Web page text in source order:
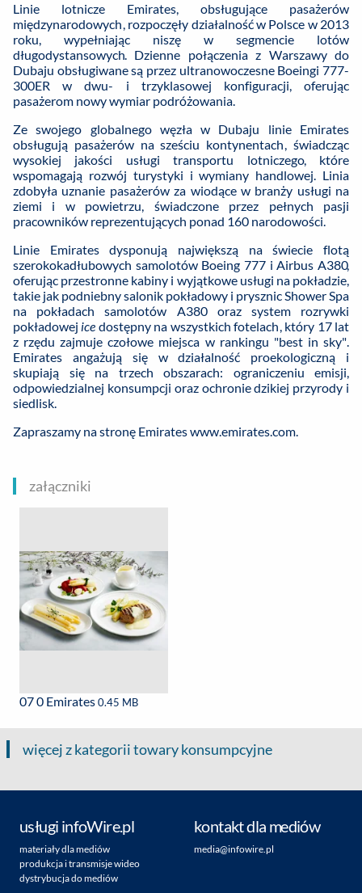
Linie lotnicze Emirates, obsługujące pasażerów
międzynarodowych, rozpoczęły działalność w Polsce w 2013
roku, wypełniając niszę w segmencie lotów
długodystansowych. Dzienne połączenia z Warszawy do
Dubaju obsługiwane są przez ultranowoczesne Boeingi 777-
300ER w dwu- i trzyklasowej konfiguracji, oferując
pasażerom nowy wymiar podróżowania.
Ze swojego globalnego węzła w Dubaju linie Emirates
obsługują pasażerów na sześciu kontynentach, świadcząc
wysokiej jakości usługi transportu lotniczego, które
wspomagają rozwój turystyki i wymiany handlowej. Linia
zdobyła uznanie pasażerów za wiodące w branży usługi na
ziemi i w powietrzu, świadczone przez pełnych pasji
pracowników reprezentujących ponad 160 narodowości.
Linie Emirates dysponują największą na świecie flotą
szerokokadłubowych samolotów Boeing 777 i Airbus A380,
oferując przestronne kabiny i wyjątkowe usługi na pokładzie,
takie jak podniebny salonik pokładowy i prysznic Shower Spa
na pokładach samolotów A380 oraz system rozrywki
pokładowej ice dostępny na wszystkich fotelach, który 17 lat
z rzędu zajmuje czołowe miejsca w rankingu "best in sky".
Emirates angażują się w działalność proekologiczną i
skupiają się na trzech obszarach: ograniczeniu emisji,
odpowiedzialnej konsumpcji oraz ochronie dzikiej przyrody i
siedlisk.
Zapraszamy na stronę Emirateswww.emirates.com.
załączniki
07 0 Emirates0.45 MB
więcej z kategorii towary konsumpcyjne
usługi infoWire.pl
materiały dla mediów
produkcja i transmisje wideo
dystrybucja do mediów
kontakt dla mediów
media@infowire.pl